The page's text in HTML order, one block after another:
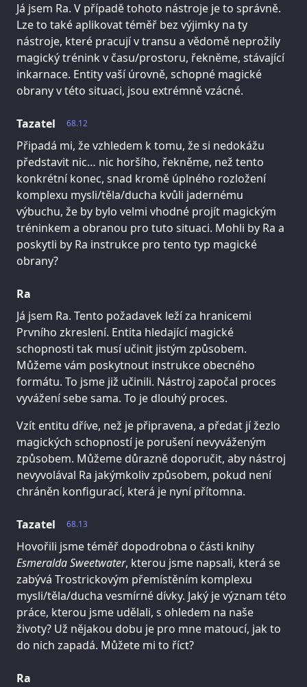
Já jsem Ra. V případě tohoto nástroje je to správně.
Lze to také aplikovat téměř bez výjimky na ty
nástroje, které pracují v transu a vědomě neprožily
magický trénink v času/prostoru, řekněme, stávající
inkarnace. Entity vaší úrovně, schopné magické
obrany v této situaci, jsou extrémně vzácné.
68.12
Tazatel
Připadá mi, že vzhledem k tomu, že si nedokážu
představit nic… nic horšího, řekněme, než tento
konkrétní konec, snad kromě úplného rozložení
komplexu mysli/těla/ducha kvůli jadernému
výbuchu, že by bylo velmi vhodné projít magickým
tréninkem a obranou pro tuto situaci. Mohli by Ra a
poskytli by Ra instrukce pro tento typ magické
obrany?
Ra
Já jsem Ra. Tento požadavek leží za hranicemi
Prvního zkreslení. Entita hledající magické
schopnosti tak musí učinit jistým způsobem.
Můžeme vám poskytnout instrukce obecného
formátu. To jsme již učinili. Nástroj započal proces
vyvážení sebe sama. To je dlouhý proces.
Vzít entitu dříve, než je připravena, a předat jí žezlo
magických schopností je porušení nevyváženým
způsobem. Můžeme důrazně doporučit, aby nástroj
nevyvolával Ra jakýmkoliv způsobem, pokud není
chráněn konfigurací, která je nyní přítomna.
68.13
Tazatel
Hovořili jsme téměř dopodrobna o části knihy
Esmeralda Sweetwater, kterou jsme napsali, která se
zabývá Trostrickovým přemístěním komplexu
mysli/těla/ducha vesmírné dívky. Jaký je význam této
práce, kterou jsme udělali, s ohledem na naše
životy? Už nějakou dobu je pro mne matoucí, jak to
do nich zapadá. Můžete mi to říct?
Ra